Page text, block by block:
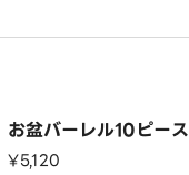
お盆バーレル10ピース
¥5,120